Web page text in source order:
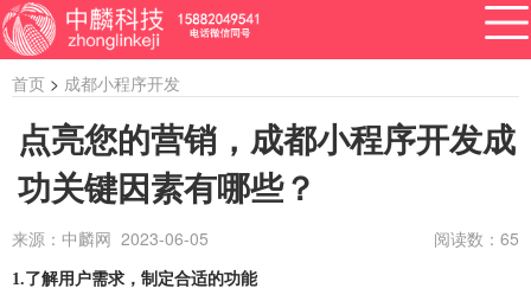
APP开发 网站建设 做小程序
软件开发 系统开发
首页 > 成都小程序开发
点亮您的营销，成都小程序开发成
功关键因素有哪些？
来源：中麟网 2023-06-05 阅读数： 65
1.了解用户需求，制定合适的功能